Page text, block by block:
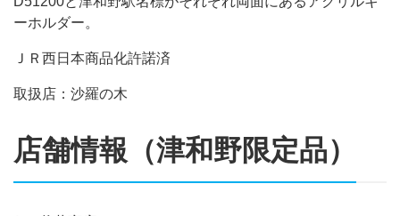
ーホルダー。
ＪＲ西日本商品化許諾済
取扱店：沙羅の木
店舗情報（津和野限定品）